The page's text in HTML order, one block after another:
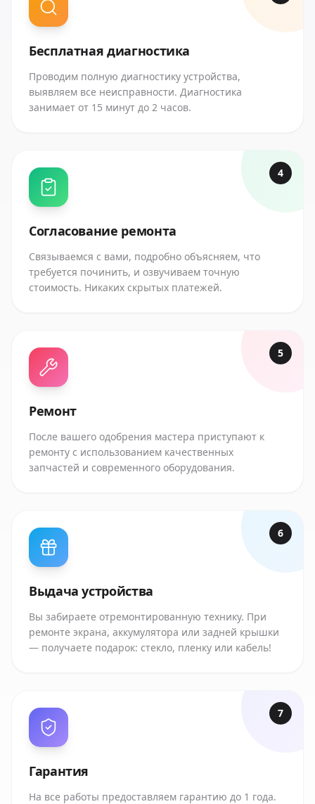
Бесплатная диагностика
Проводим полную диагностику устройства,
выявляем все неисправности. Диагностика
занимает от 15 минут до 2 часов.
4
Согласование ремонта
Связываемся с вами, подробно объясняем, что
требуется починить, и озвучиваем точную
стоимость. Никаких скрытых платежей.
5
Ремонт
После вашего одобрения мастера приступают к
ремонту с использованием качественных
запчастей и современного оборудования.
6
Выдача устройства
Вы забираете отремонтированную технику. При
ремонте экрана, аккумулятора или задней крышки
— получаете подарок: стекло, пленку или кабель!
7
Гарантия
На все работы предоставляем гарантию до 1 года.